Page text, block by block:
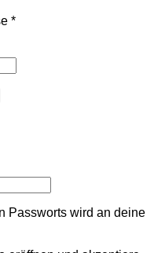
*Erforderlich
Passworts wird an deine